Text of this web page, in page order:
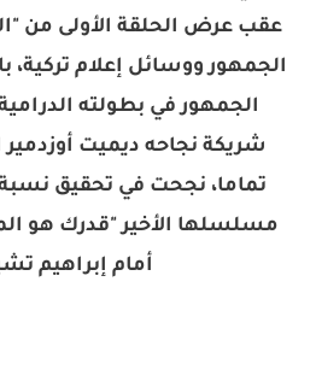
عقب عرض الحلقة الأولى من
الجمهور ووسائل إعلام
الجمهور في بطولته
شريكة نجاحه ديميت
تماما، نجحت في تحقيق
مسلسلها الأخير "قدرك هو
أمام إبراهيم